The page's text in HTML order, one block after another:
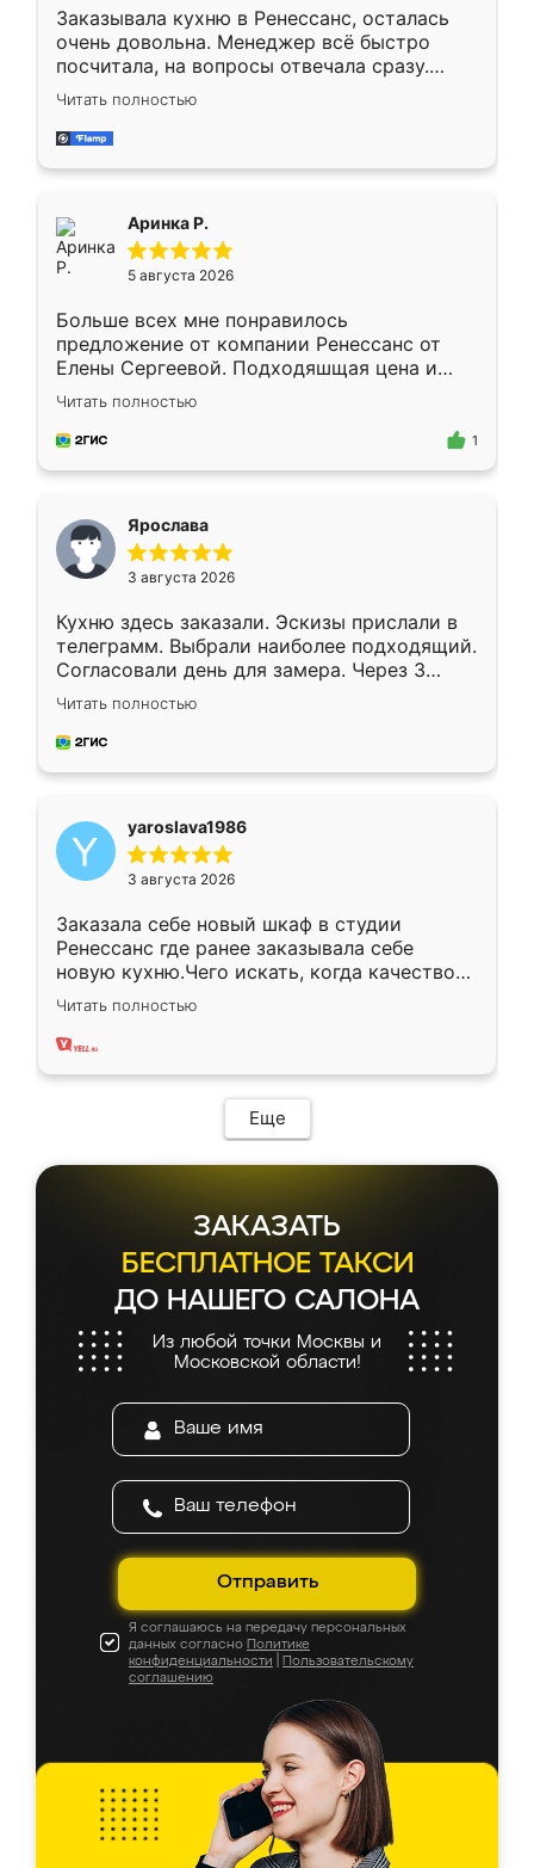
Заказывала кухню в Ренессанс, осталась
очень довольна. Менеджер всё быстро
посчитала, на вопросы отвечала сразу.
Замерщик приехал в субботу, подошёл к
делу со всей ответственностью. Собрали
за день, ребята работали аккуратно, даже
Читать полностью
Аринка Р.
5 августа 2026
Больше всех мне понравилось
предложение от компании Ренессанс от
Елены Сергеевой. Подходяшщая цена и
короткие сроки изготовления. Приехавший
для замера сотрудник Владислав
предложил по моему эскизу самый
Читать полностью
1
Ярослава
3 августа 2026
Кухню здесь заказали. Эскизы прислали в
телеграмм. Выбрали наиболее подходящий.
Согласовали день для замера. Через 3
недели кухня была уже готова. Остались
довольны работой. Спасибо Ренессанс
мебель за качественную работу!
Читать полностью
yaroslava1986
3 августа 2026
Заказала себе новый шкаф в студии
Ренессанс где ранее заказывала себе
новую кухню.Чего искать, когда качеством
вполне довольна. Служит кухня уже почти
два года, нареканий нет.
Читать полностью
Еще
ЗАКАЗАТЬ
БЕСПЛАТНОЕ ТАКСИ
ДО НАШЕГО САЛОНА
Из любой точки Москвы и
Московской области!
Отправить
Я соглашаюсь на передачу персональных
данных согласно Политике
конфиденциальности
Пользовательскому
соглашению